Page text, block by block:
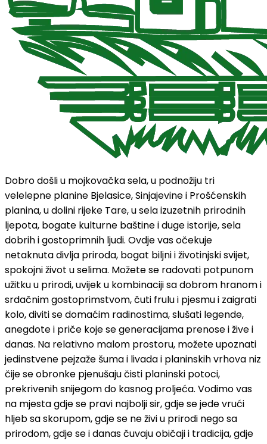
Dobro došli u mojkovačka sela, u podnožiju tri
velelepne planine Bjelasice, Sinjajevine i Prošćenskih
planina, u dolini rijeke Tare, u sela izuzetnih prirodnih
ljepota, bogate kulturne baštine i duge istorije, sela
dobrih i gostoprimnih ljudi. Ovdje vas očekuje
netaknuta divlja priroda, bogat biljni i životinjski svijet,
spokojni život u selima. Možete se radovati potpunom
užitku u prirodi, uvijek u kombinaciji sa dobrom hranom i
srdačnim gostoprimstvom, čuti frulu i pjesmu i zaigrati
kolo, diviti se domaćim radinostima, slušati legende,
anegdote i priče koje se generacijama prenose i žive i
danas. Na relativno malom prostoru, možete upoznati
jedinstvene pejzaže šuma i livada i planinskih vrhova niz
čije se obronke pjenušaju čisti planinski potoci,
prekrivenih snijegom do kasnog proljeća. Vodimo vas
na mjesta gdje se pravi najbolji sir, gdje se jede vrući
hljeb sa skorupom, gdje se ne živi u prirodi nego sa
prirodom, gdje se i danas čuvaju običaji i tradicija, gdje